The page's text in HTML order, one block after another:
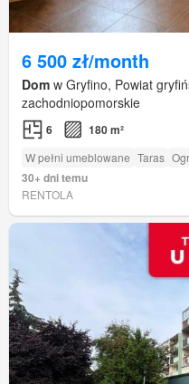
6 500 zł/month
Dom w Gryfino, Powiat
zachodniopomorskie
6 180 m²
W pełni umeblowane Taras
30+ dni temu
RENTOLA